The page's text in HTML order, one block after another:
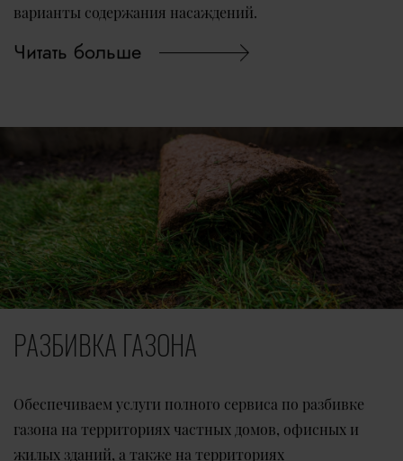
варианты содержания насаждений.
Читать больше
РАЗБИВКА ГАЗОНА
Обеспечиваем услуги полного сервиса по разбивке
газона на территориях частных домов, офисных и
жилых зданий, а также на территориях